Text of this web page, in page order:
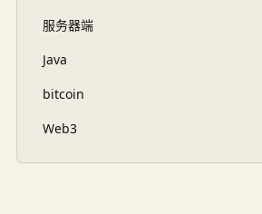
服务器端
Java
bitcoin
Web3